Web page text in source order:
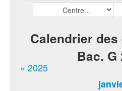
Calendrier
Bac. G
« 2025